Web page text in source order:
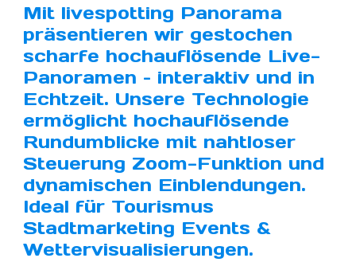
Mit livespotting Panorama
präsentieren wir gestochen
scharfe hochauflösende Live-
Panoramen – interaktiv und in
Echtzeit. Unsere Technologie
ermöglicht hochauflösende
Rundumblicke mit nahtloser
Steuerung Zoom-Funktion und
dynamischen Einblendungen.
Ideal für Tourismus
Stadtmarketing Events &
Wettervisualisierungen.